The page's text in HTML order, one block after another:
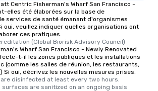
Different Types of
experiences offer the
several renowned
and your guests
discovered otherwise
at a typical corporate
a way to try some of
in the city and dive
Centric Fisherman's Wharf San Francisco -
elles été élaborées sur la base de
services de santé émanant d'organismes
oui, veuillez indiquer quelles organisations ont
ces pratiques.
(Global Biorisk Advisory Council)
Wharf San Francisco - Newly Renovated
t-il les zones publiques et les installations
(comme les salles de réunion, les restaurants,
Si oui, décrivez les nouvelles mesures prises.
are disinfected at least every two hours.
are sanitized on an ongoing basis